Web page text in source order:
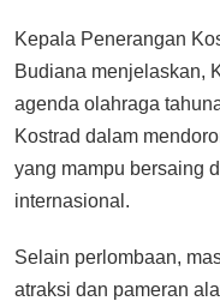
Kepala Penerangan
Budiana menjelaskan,
agenda olahraga
Kostrad dalam
yang mampu bersaing
internasional.
Selain perlombaan,
atraksi dan pameran